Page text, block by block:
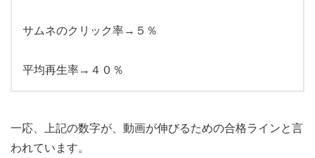
サムネのクリック率→５％
平均再生率→４０％
一応、上記の数字が、動画が伸びるための合格ラインと言
われています。